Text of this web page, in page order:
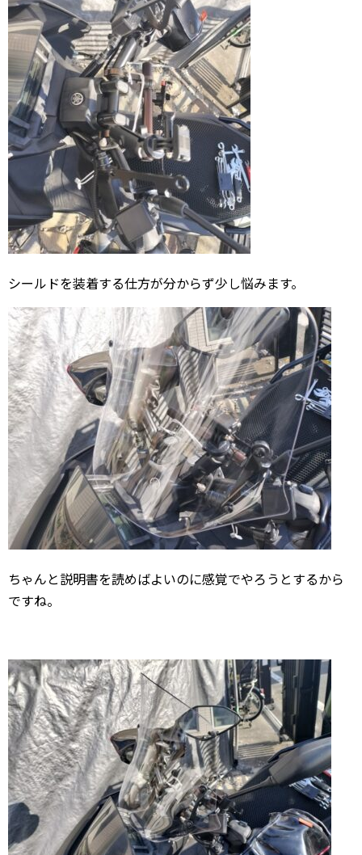
シールドを装着する仕方が分からず少し悩みます。
ちゃんと説明書を読めばよいのに感覚でやろうとするから
ですね。